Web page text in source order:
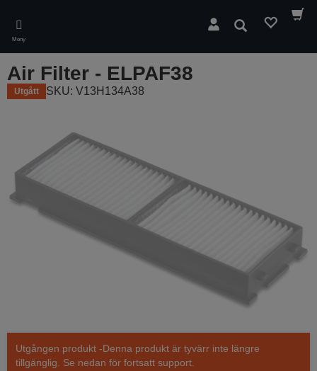
main
content
Meny
Sök
Air Filter - ELPAF38
Utgått SKU: V13H134A38
Utgången produkt -Denna produkt är tyvärr inte längre
tillgänglig. Se nedan för fortsatt support.